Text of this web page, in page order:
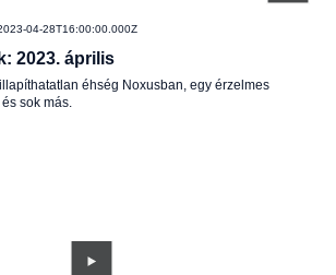
04-28T16:00:00.000Z
2023. április
éhség Noxusban, egy érzelmes
sok más.